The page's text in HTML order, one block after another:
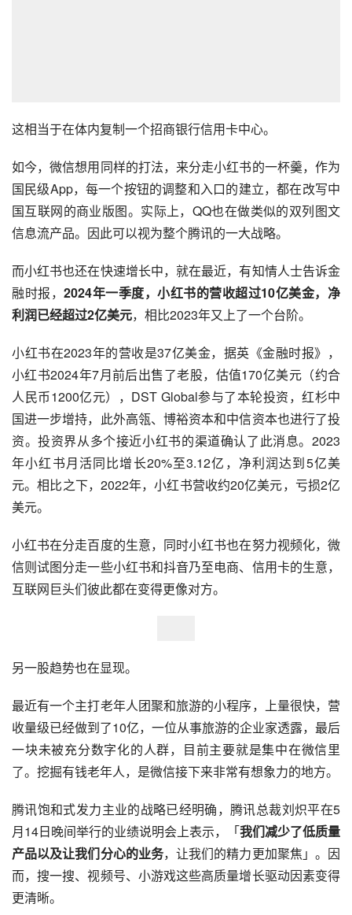
这相当于在体内复制一个招商银行信用卡中心。
如今，微信想用同样的打法，来分走小红书的一杯羹，作为
国民级App，每一个按钮的调整和入口的建立，都在改写中
国互联网的商业版图。实际上，QQ也在做类似的双列图文
信息流产品。因此可以视为整个腾讯的一大战略。
而小红书也还在快速增长中，就在最近，有知情人士告诉金
融时报，2024年一季度，小红书的营收超过10亿美金，净
利润已经超过2亿美元，相比2023年又上了一个台阶。
小红书在2023年的营收是37亿美金，据英《金融时报》，
小红书2024年7月前后出售了老股，估值170亿美元（约合
人民币1200亿元），DST Global参与了本轮投资，红杉中
国进一步增持，此外高瓴、博裕资本和中信资本也进行了投
资。投资界从多个接近小红书的渠道确认了此消息。2023
年小红书月活同比增长20%至3.12亿，净利润达到5亿美
元。相比之下，2022年，小红书营收约20亿美元，亏损2亿
美元。
小红书在分走百度的生意，同时小红书也在努力视频化，微
信则试图分走一些小红书和抖音乃至电商、信用卡的生意，
互联网巨头们彼此都在变得更像对方。
另一股趋势也在显现。
最近有一个主打老年人团聚和旅游的小程序，上量很快，营
收量级已经做到了10亿，一位从事旅游的企业家透露，最后
一块未被充分数字化的人群，目前主要就是集中在微信里
了。挖掘有钱老年人，是微信接下来非常有想象力的地方。
腾讯饱和式发力主业的战略已经明确，腾讯总裁刘炽平在5
月14日晚间举行的业绩说明会上表示，「我们减少了低质量
产品以及让我们分心的业务，让我们的精力更加聚焦」。因
而，搜一搜、视频号、小游戏这些高质量增长驱动因素变得
更清晰。